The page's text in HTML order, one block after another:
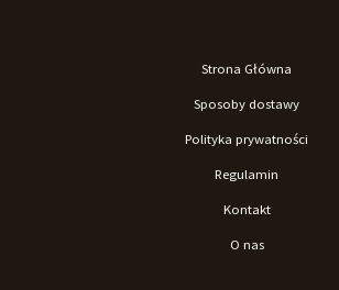
Strona Główna
Sposoby dostawy
Polityka prywatności
Regulamin
Kontakt
O nas